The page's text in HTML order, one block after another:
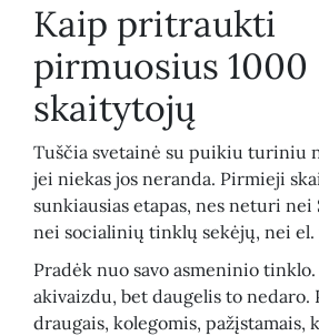
Kaip pritraukti
pirmuosius 1000
skaitytojų
Tuščia svetainė su puikiu turiniu
jei niekas jos neranda. Pirmieji
sunkiausias etapas, nes neturi nei
nei socialinių tinklų sekėjų, nei el.
Pradėk nuo savo asmeninio
akivaizdu, bet daugelis to nedaro.
draugais, kolegomis, pažįstamais,